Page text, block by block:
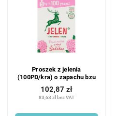
Proszek z jelenia
(100PD/kra) o zapachu bzu
83,63 zł bez VAT
102,87 zł